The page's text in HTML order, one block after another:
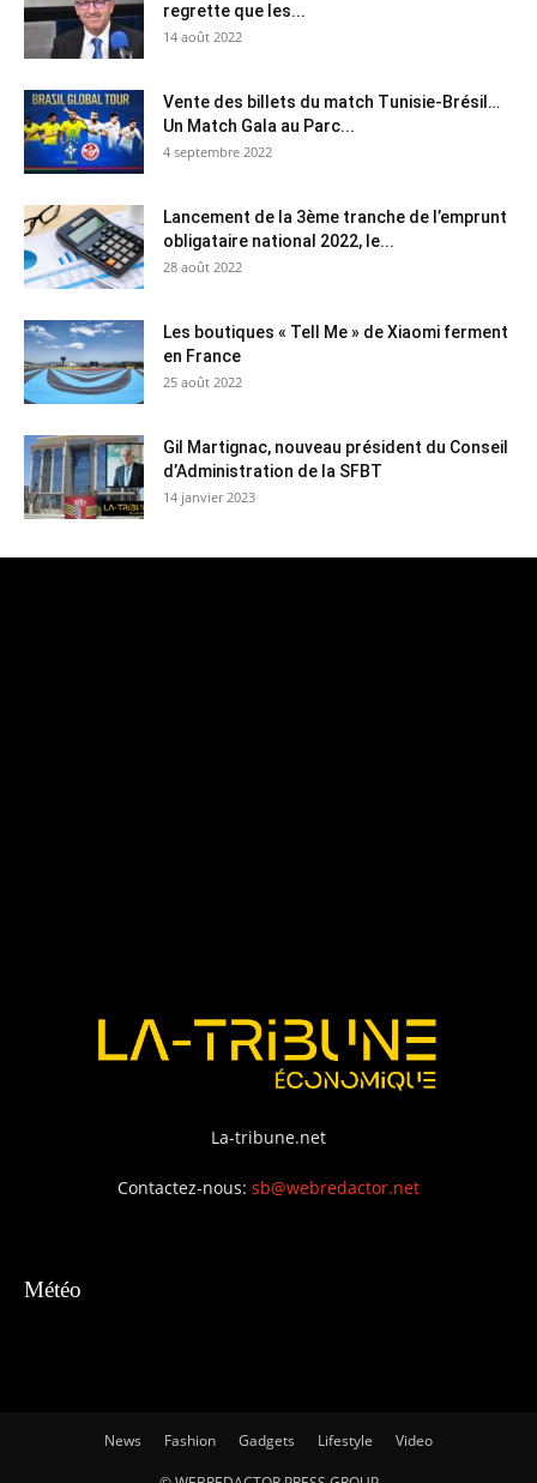
regrette que les...
14 août 2022
Vente des billets du match Tunisie-Brésil…
Un Match Gala au Parc...
4 septembre 2022
Lancement de la 3ème tranche de l’emprunt
obligataire national 2022, le...
28 août 2022
Les boutiques « Tell Me » de Xiaomi ferment
en France
25 août 2022
Gil Martignac, nouveau président du Conseil
d’Administration de la SFBT
14 janvier 2023
La-tribune.net
Contactez-nous: sb@webredactor.net
Météo
News Fashion Gadgets Lifestyle Video